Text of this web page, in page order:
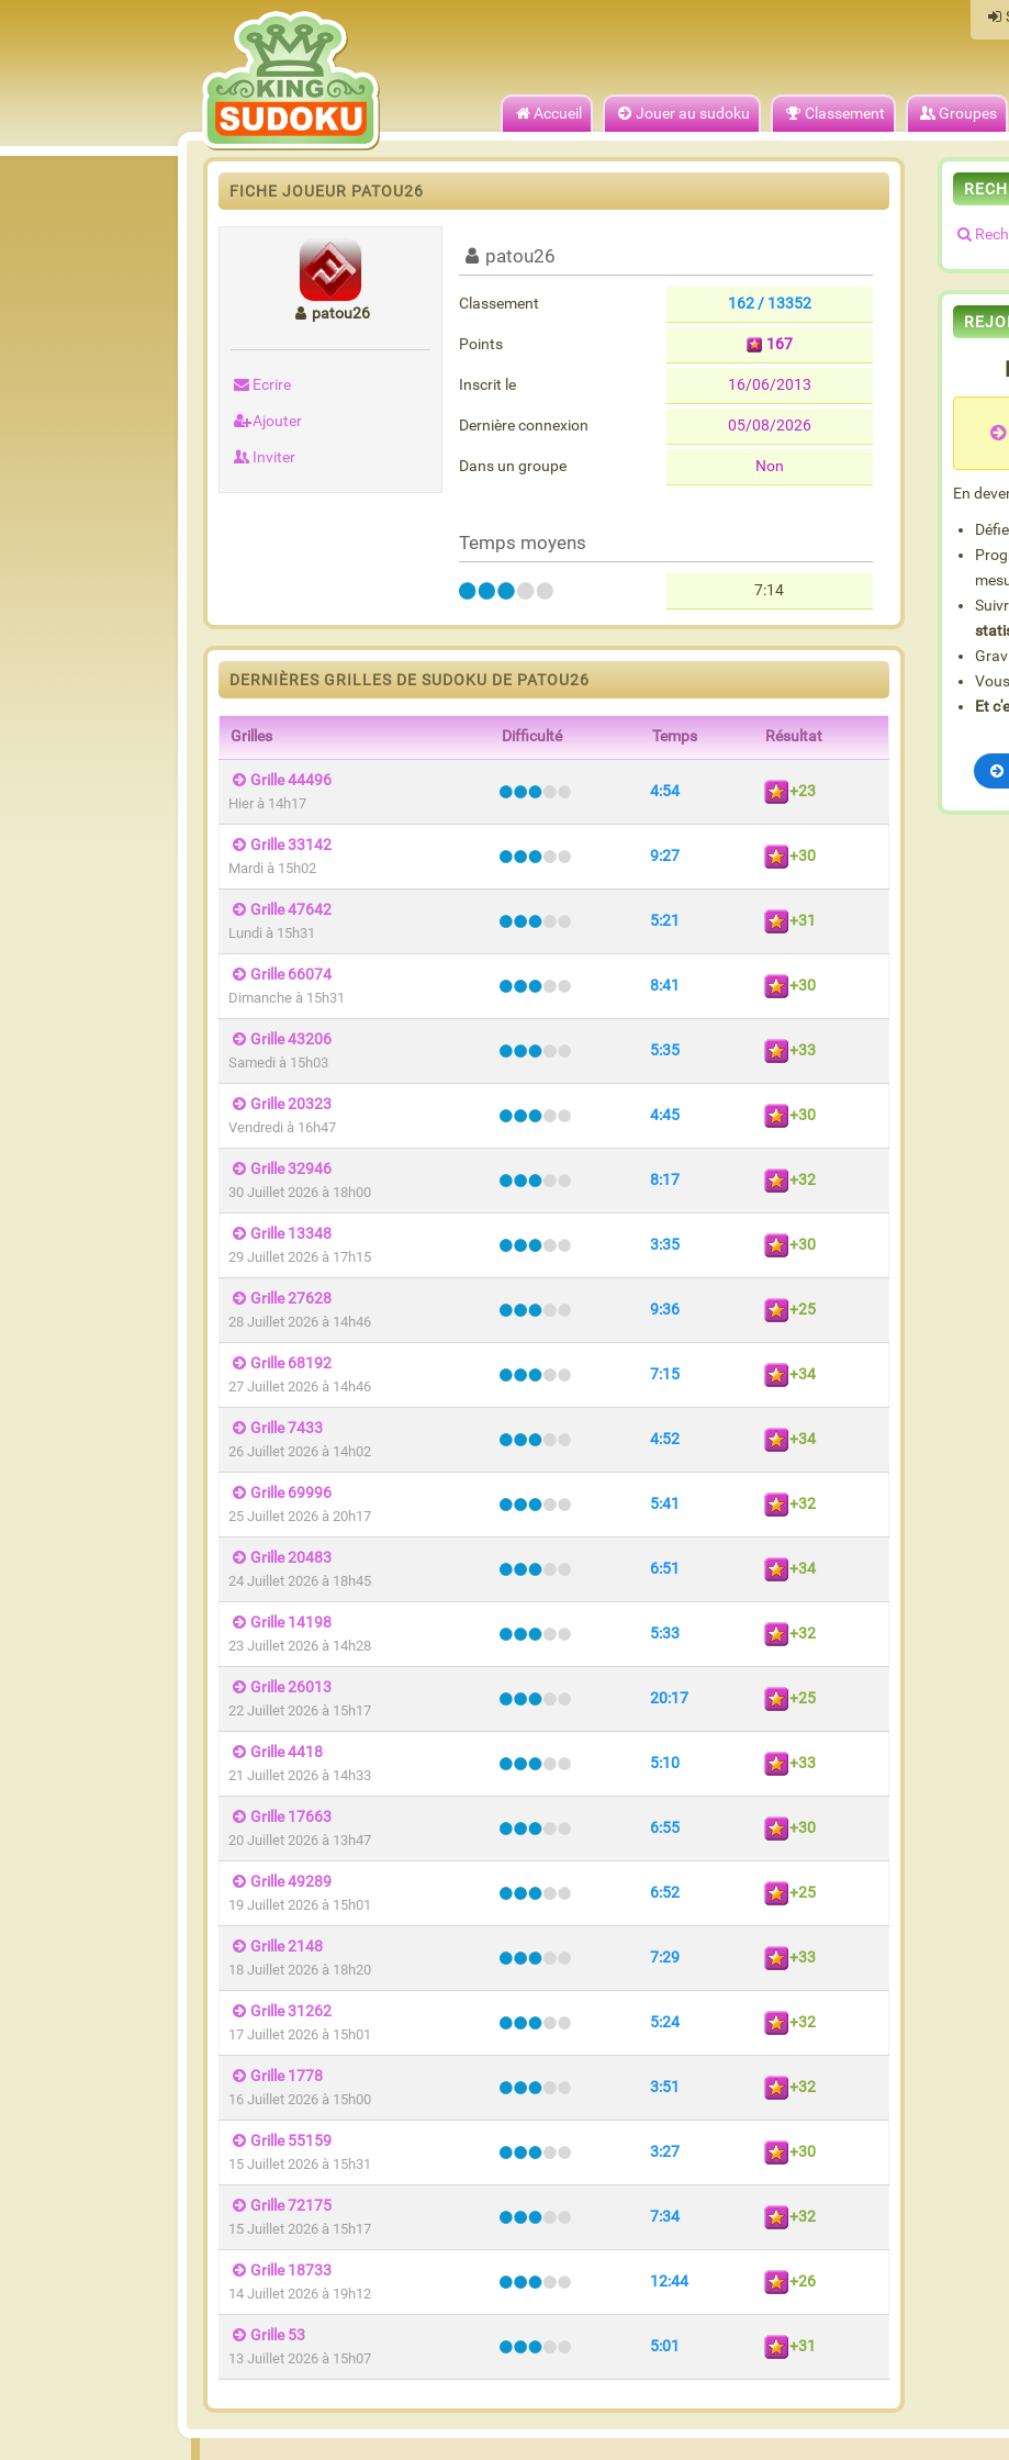
Accueil Jouer au sudoku Classement Groupes
FICHE JOUEUR PATOU26
patou26
Ecrire
Ajouter
Inviter
patou26
Classement 162 / 13352
Points 167
Inscrit le 16/06/2013
Dernière connexion 05/08/2026
Dans un groupe Non
Temps moyens
7:14
DERNIÈRES GRILLES DE SUDOKU DE PATOU26
Grilles Difficulté Temps Résultat
Grille 44496
Hier à 14h17
4:54 +23
Grille 33142
Mardi à 15h02
9:27 +30
Grille 47642
Lundi à 15h31
5:21 +31
Grille 66074
Dimanche à 15h31
8:41 +30
Grille 43206
Samedi à 15h03
5:35 +33
Grille 20323
Vendredi à 16h47
4:45 +30
Grille 32946
30 Juillet 2026 à 18h00
8:17 +32
Grille 13348
29 Juillet 2026 à 17h15
3:35 +30
Grille 27628
28 Juillet 2026 à 14h46
9:36 +25
Grille 68192
27 Juillet 2026 à 14h46
7:15 +34
Grille 7433
26 Juillet 2026 à 14h02
4:52 +34
Grille 69996
25 Juillet 2026 à 20h17
5:41 +32
Grille 20483
24 Juillet 2026 à 18h45
6:51 +34
Grille 14198
23 Juillet 2026 à 14h28
5:33 +32
Grille 26013
22 Juillet 2026 à 15h17
20:17 +25
Grille 4418
21 Juillet 2026 à 14h33
5:10 +33
Grille 17663
20 Juillet 2026 à 13h47
6:55 +30
Grille 49289
19 Juillet 2026 à 15h01
6:52 +25
Grille 2148
18 Juillet 2026 à 18h20
7:29 +33
Grille 31262
17 Juillet 2026 à 15h01
5:24 +32
Grille 1778
16 Juillet 2026 à 15h00
3:51 +32
Grille 55159
15 Juillet 2026 à 15h31
3:27 +30
Grille 72175
15 Juillet 2026 à 15h17
7:34 +32
Grille 18733
14 Juillet 2026 à 19h12
12:44 +26
Grille 53
13 Juillet 2026 à 15h07
5:01 +31
En
Et